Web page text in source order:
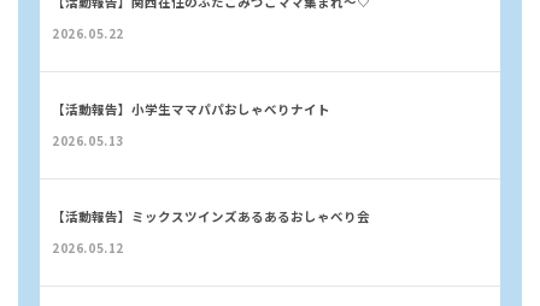
2026.05.22
【活動報告】小学生ママパパおしゃべりナイト
2026.05.13
【活動報告】ミックスツインズあるあるおしゃべり会
2026.05.12